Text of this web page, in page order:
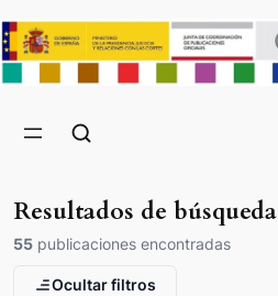
Resultados de búsqueda
55 publicaciones encontradas
Ocultar filtros